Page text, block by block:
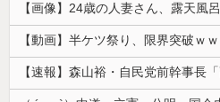
【動画】半ケツ祭り、限界突破ｗ